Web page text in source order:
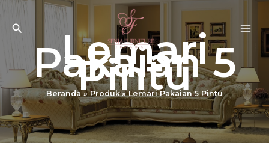
konten
Cari Lemari
Pakaian 5
Pintu
Beranda Produk Lemari Pakaian 5 Pintu